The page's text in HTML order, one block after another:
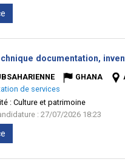
documentation,
GHANA
de services
: Culture et patrimoine
: 27/07/2026 18:23